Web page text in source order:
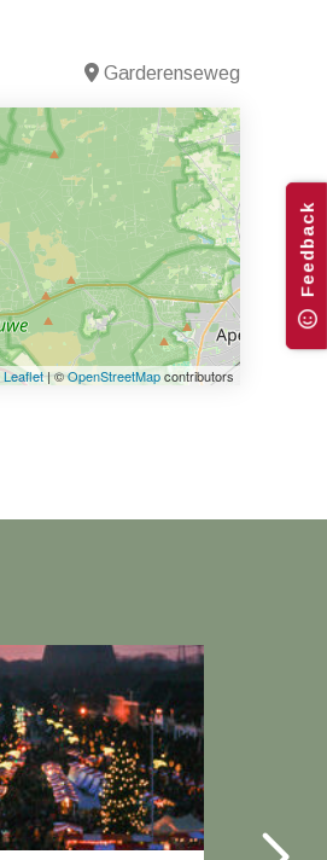
Garderenseweg
Leaflet| ©OpenStreetMapcontributors
Feedback